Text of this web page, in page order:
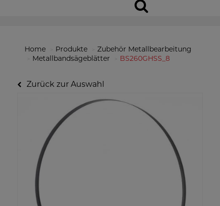
Home Produkte
Zubehör Metallbearbeitung
Metallbandsägeblätter
BS260GHSS_8
Zurück zur Auswahl